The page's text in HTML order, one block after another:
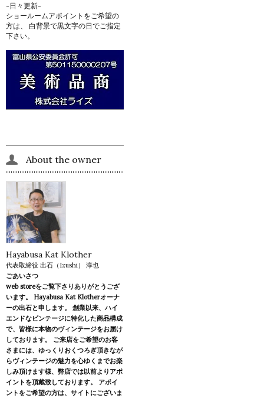
-日々更新-
ショールームアポイントをご希望の
方は、 白背景で黒文字の日でご指定
下さい。
About the owner
Hayabusa Kat Klother
代表取締役 出石（Izushi） 淳也
ごあいさつ
web storeをご覧下さりありがとうござ
います。 Hayabusa Kat Klotherオーナ
ーの出石と申します。 創業以来、ハイ
エンドなビンテージに特化した商品構成
で、皆様に本物のヴィンテージをお届け
しております。 ご来店をご希望のお客
さまには、ゆっくりおくつろぎ頂きなが
らヴィンテージの魅力を心ゆくまでお楽
しみ頂けます様、弊店では以前よりアポ
イントを頂戴致しております。 アポイ
ントをご希望の方は、サイトにございま